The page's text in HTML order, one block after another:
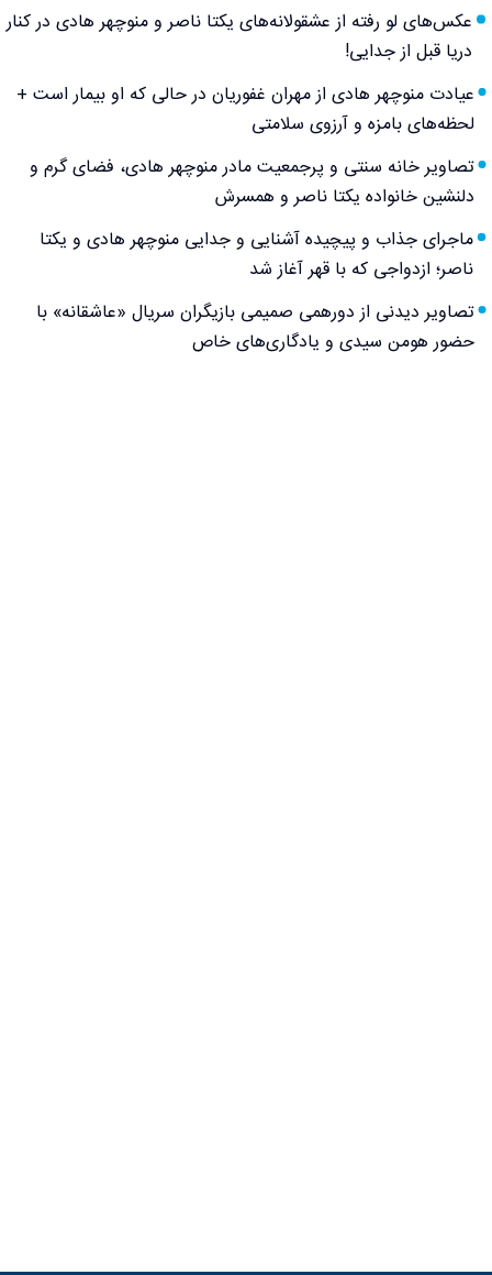
عکس‌های لو رفته از عشقولانه‌های یکتا ناصر و منوچهر هادی در کنار
دریا قبل از جدایی!
عیادت منوچهر هادی از مهران غفوریان در حالی که او بیمار است +
لحظه‌های بامزه و آرزوی سلامتی
تصاویر خانه سنتی و پرجمعیت مادر منوچهر هادی، فضای گرم و
دلنشین خانواده یکتا ناصر و همسرش
ماجرای جذاب و پیچیده آشنایی و جدایی منوچهر هادی و یکتا
ناصر؛ ازدواجی که با قهر آغاز شد
تصاویر دیدنی از دورهمی صمیمی بازیگران سریال «عاشقانه» با
حضور هومن سیدی و یادگاری‌های خاص